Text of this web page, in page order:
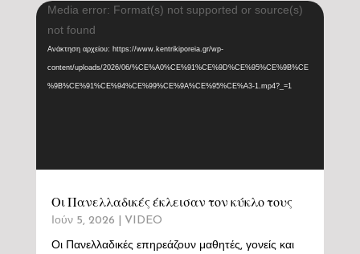
Πρόγραμμα
Αναπαραγωγής
Βίντεο
Media error: Format(s) not supported or source(s)
not found
Ανάκτηση αρχείου: https://www.kentrikiporeia.gr/wp-
content/uploads/2026/06/%CE%A0%CE%91%CE%9D%CE%95%CE%9B%CE
%9B%CE%91%CE%94%CE%99%CE%9A%CE%95%CE%A3-1.mp4?_=1
Οι Πανελλαδικές έκλεισαν τον κύκλο τους
Ιούν 5, 2026 VIDEO
Οι Πανελλαδικές επηρεάζουν μαθητές, γονείς και